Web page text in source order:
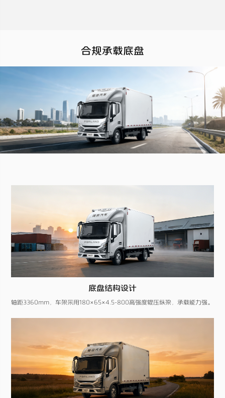
合规承载底盘
底盘结构设计
轴距3360mm，车架采用180×65×4.5-800高强度辊压纵梁，承载能力强。